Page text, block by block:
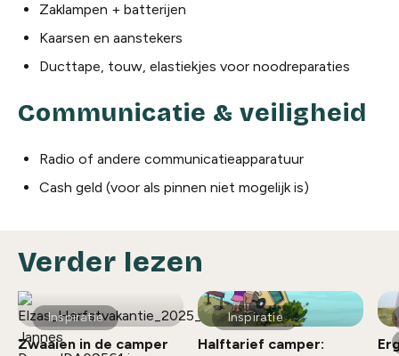
Zaklampen + batterijen
Kaarsen en aanstekers
Ducttape, touw, elastiekjes voor noodreparaties
Communicatie & veiligheid
Radio of andere communicatieapparatuur
Cash geld (voor als pinnen niet mogelijk is)
Verder lezen
Inspiratie
Zwaaien in de camper
Inspiratie
Halftarief camper: